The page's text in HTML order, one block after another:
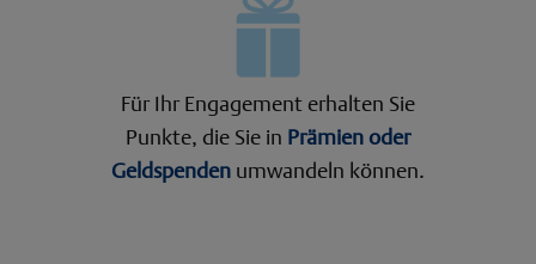
Für Ihr Engagement erhalten Sie
Punkte, die Sie in Prämien oder
Geldspenden umwandeln können.